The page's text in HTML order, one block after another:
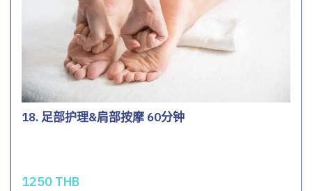
18. 足部护理&肩部按摩 60分钟
1250 THB